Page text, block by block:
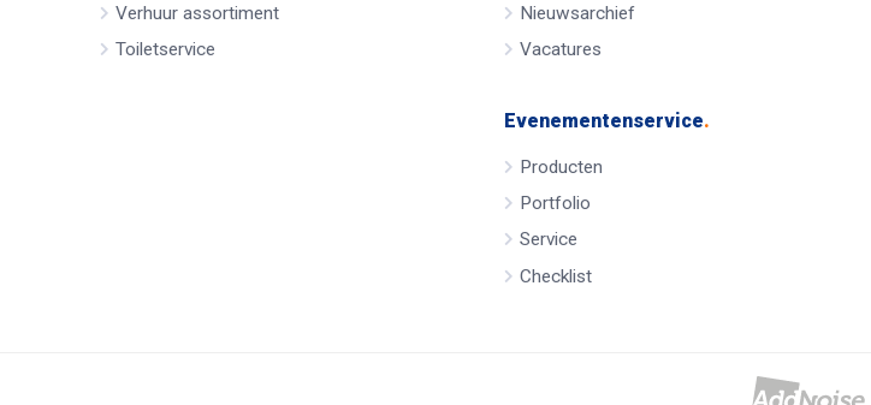
Verhuur assortiment
Toiletservice
Nieuwsarchief
Vacatures
Evenementenservice.
Producten
Portfolio
Service
Checklist